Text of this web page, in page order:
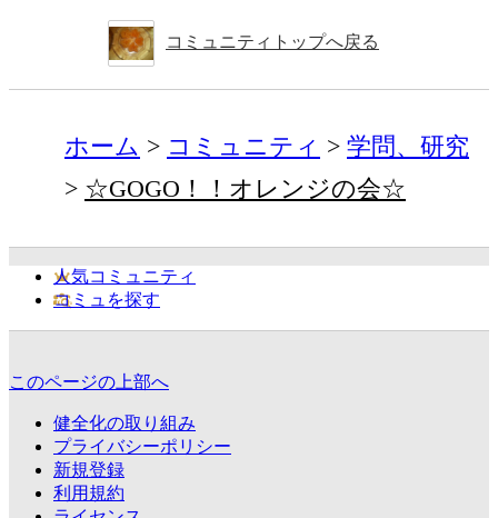
コミュニティトップへ戻る
ホーム コミュニティ
学問、研究
☆GOGO！！オレンジの会☆
人気コミュニティ
コミュを探す
このページの上部へ
健全化の取り組み
プライバシーポリシー
新規登録
利用規約